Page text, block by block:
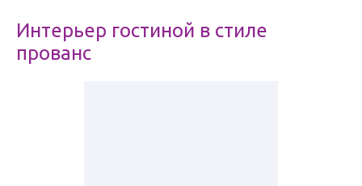
Интерьер гостиной в стиле
прованс